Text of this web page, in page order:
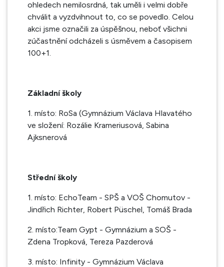
ohledech nemilosrdná, tak uměli i velmi dobře
chválit a vyzdvihnout to, co se povedlo. Celou
akci jsme označili za úspěšnou, neboť všichni
zúčastnění odcházeli s úsměvem a časopisem
100+1.
Základní školy
1. místo: RoSa (Gymnázium Václava Hlavatého
ve složení: Rozálie Krameriusová, Sabina
Ajksnerová
Střední školy
1. místo: EchoTeam - SPŠ a VOŠ Chomutov -
Jindřich Richter, Robert Püschel, Tomáš Brada
2. místo:Team Gypt - Gymnázium a SOŠ -
Zdena Tropková, Tereza Pazderová
3. místo: Infinity - Gymnázium Václava